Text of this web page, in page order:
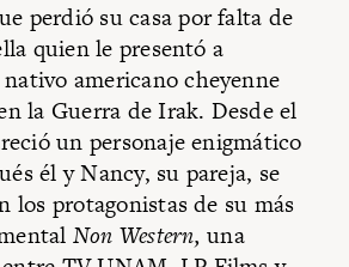
perdió su casa por falta de
quien le presentó a
americano cheyenne
la Guerra de Irak. Desde el
un personaje enigmático
él y Nancy, su pareja, se
los protagonistas de su más
Non Western, una